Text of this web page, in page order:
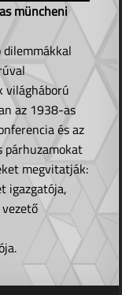
müncheni
világháború
az 1938-as
és az
párhuzamokat
megvitatják:
igazgatója,